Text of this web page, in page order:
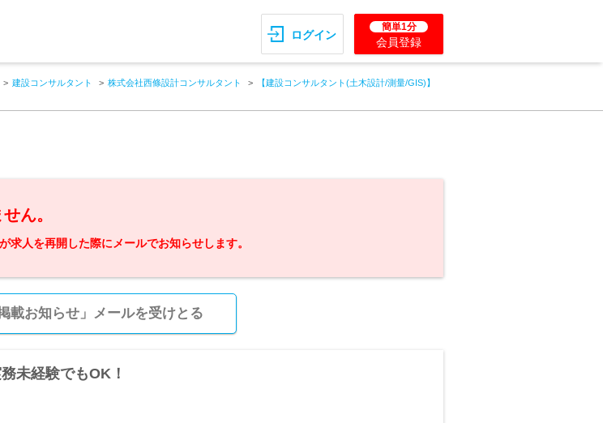
ログイン
簡単1分
会員登録
建設コンサルタント 株式会社西條設計コンサルタント
【建設コンサルタント(土木設計/測量/GIS)】
ん。
求人を再開した際にメールでお知らせします。
載お知らせ」メールを受けとる
未経験でもOK！